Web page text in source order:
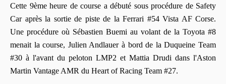
Cette 9ème heure de course a débuté sous procédure de Safety
Car après la sortie de piste de la Ferrari #54 Vista AF Corse.
Une procédure où Sébastien Buemi au volant de la Toyota #8
menait la course, Julien Andlauer à bord de la Duqueine Team
#30 à l'avant du peloton LMP2 et Mattia Drudi dans l'Aston
Martin Vantage AMR du Heart of Racing Team #27.